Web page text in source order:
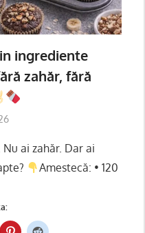
ingrediente
zahăr, fără
ai zahăr. Dar ai
Amestecă: • 120